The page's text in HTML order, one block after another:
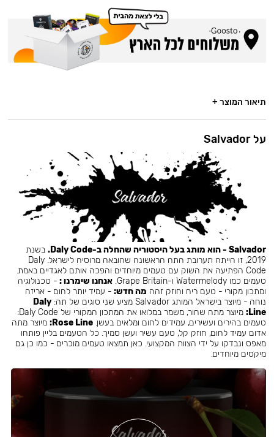
תיאור המוצר +
על Salvador
Salvador - הוא מותג בעל היסטוריה שהחלה ב-Daly Code.
בשנת
2019, זו הייתה תערובת התה הראשונה שהובאה מרוסיה לישראל. Daly
Code הפתיעה את השוק עם טעמים מיוחדים והפכה אותם לאגדיים באמת.
טעמים כמו Watermelody ו-Grape Britain.
אנחנו שימרנו : - טכנולוגיה
ומתכון מקורי - טעם ריח וחוזק זהה מה חדש: - עמיד יותר לחום - אריזה
נוחה - מיוצר בישראל המותג Salvador מציע שני סוגים של תה:
Daly
Line:
מיוצר מתה שחור, משמר במלואו את המתכון המקורי של Daly Code:
טעמים בהירים ועשירים, עמידים לחום ומלאים בעשן.Rose Line: מיוצר מתה
אדום עמיד לחום, חוזק קל, טעם עשיר ועשן סמיך. כל הטעמים בליין פותחו
מאפס ונבדקו על ידי הצוות המקצועי. כאן תמצאו טעמים מוכרים - כמו כן גם
מיקסים מיוחדים.